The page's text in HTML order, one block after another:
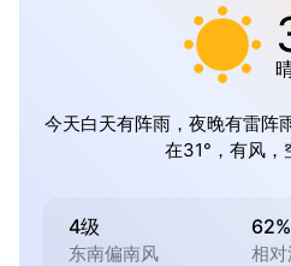
今天白天有阵雨，夜晚有雷阵
在31°，有风，
4级
东南偏南风
62%
相